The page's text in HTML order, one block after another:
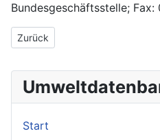
Bundesgeschäftsstelle;
Vorheriger Beitrag:
Zurück
Start